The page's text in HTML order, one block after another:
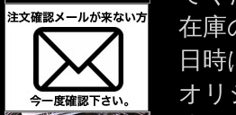
在庫
日
オリ